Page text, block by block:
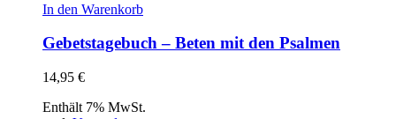
In den Warenkorb
Gebetstagebuch – Beten mit den Psalmen
14,95 €
Enthält 7% MwSt.